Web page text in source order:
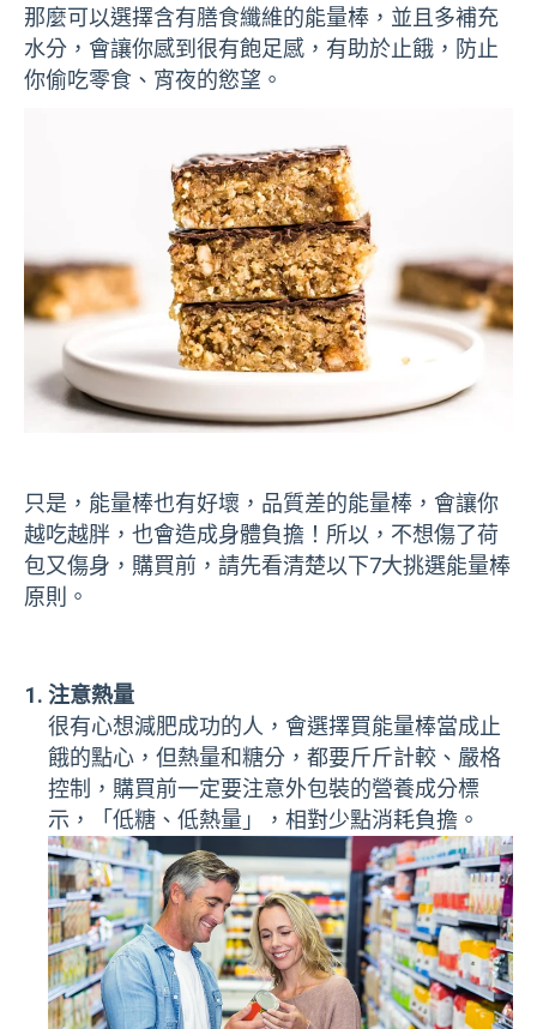
那麼可以選擇含有膳食纖維的能量棒，並且多補充
水分，會讓你感到很有飽足感，有助於止餓，防止
你偷吃零食、宵夜的慾望。
只是，能量棒也有好壞，品質差的能量棒，會讓你
越吃越胖，也會造成身體負擔！所以，不想傷了荷
包又傷身，購買前，請先看清楚以下7大挑選能量棒
原則。
注意熱量
很有心想減肥成功的人，會選擇買能量棒當成止
餓的點心，但熱量和糖分，都要斤斤計較、嚴格
控制，購買前一定要注意外包裝的營養成分標
示，「低糖、低熱量」，相對少點消耗負擔。